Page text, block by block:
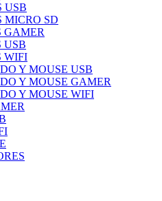
USB
MICRO SD
GAMER
USB
WIFI
Y MOUSE USB
Y MOUSE GAMER
Y MOUSE WIFI